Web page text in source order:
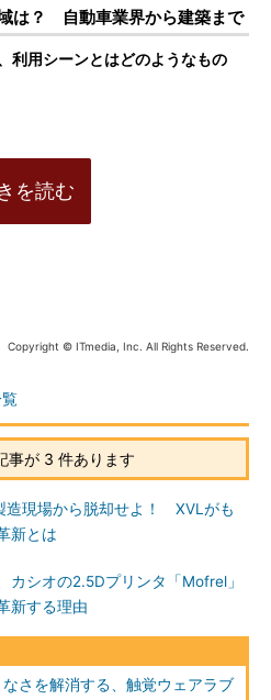
は？ 自動車業界から建築まで
用シーンとはどのようなもの
を読む
Copyright © ITmedia, Inc. All Rights Reserved.
事が 3 件あります
造現場から脱却せよ！ XVLがも
新とは
カシオの2.5Dプリンタ「Mofrel」
新する理由
さを解消する、触覚ウェアラブ